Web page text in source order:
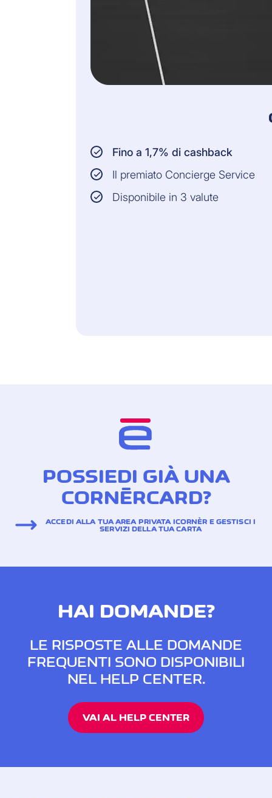
Fino a 1,7% di cashback
Il premiato Concierge Service
Disponibile in 3 valute
POSSIEDI GIÀ UNA
CORNÈRCARD?
ACCEDI ALLA TUA AREA PRIVATA ICORNÈR E GESTISCI I
SERVIZI DELLA TUA CARTA
HAI DOMANDE?
LE RISPOSTE ALLE DOMANDE
FREQUENTI SONO DISPONIBILI
NEL HELP CENTER.
VAI AL HELP CENTER